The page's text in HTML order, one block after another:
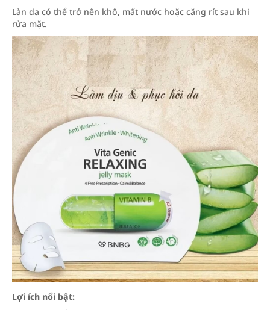
Làn da có thể trở nên khô, mất nước hoặc căng rít sau khi
rửa mặt.
Lợi ích nổi bật: